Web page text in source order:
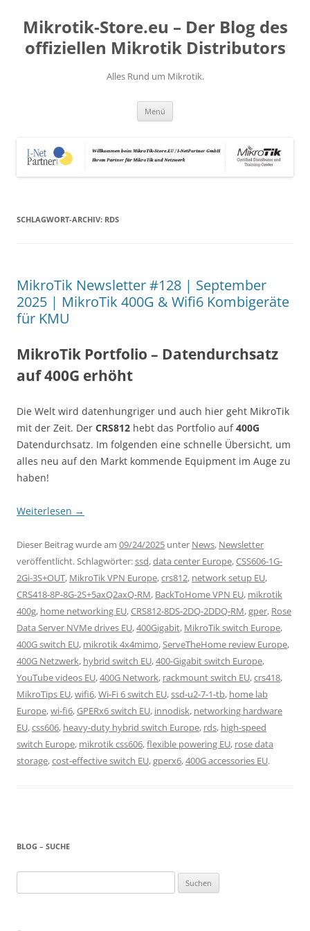
springen
Mikrotik-Store.eu – Der Blog des
offiziellen Mikrotik Distributors
Alles Rund um Mikrotik.
Menü
SCHLAGWORT-ARCHIV: RDS
MikroTik Newsletter #128 | September
2025 | MikroTik 400G & Wifi6 Kombigeräte
für KMU
MikroTik Portfolio – Datendurchsatz
auf 400G erhöht
Die Welt wird datenhungriger und auch hier geht MikroTik
mit der Zeit. Der CRS812 hebt das Portfolio auf400G
Datendurchsatz. Im folgenden eine schnelle Übersicht, um
alles neu auf den Markt kommende Equipment im Auge zu
haben!
Weiterlesen →
Dieser Beitrag wurde am 09/24/2025 unter News, Newsletter
veröffentlicht. Schlagwörter:ssd,data center Europe,CSS606-1G-
2Gi-3S+OUT, MikroTik VPN Europe,crs812, network setup EU,
CRS418-8P-8G-2S+5axQ2axQ-RM, BackToHome VPN EU, mikrotik
400g, home networking EU,CRS812-8DS-2DQ-2DDQ-RM,gper, Rose
Data Server NVMe drives EU,400Gigabit, MikroTik switch Europe,
400G switch EU, mikrotik 4x4mimo,ServeTheHome review Europe,
400G Netzwerk, hybrid switch EU,400-Gigabit switch Europe,
YouTube videos EU,400G Network, rackmount switch EU,crs418,
MikroTips EU,wifi6,Wi-Fi 6 switch EU,ssd-u2-7-1-tb, home lab
Europe,wi-fi6,GPERx6 switch EU, innodisk, networking hardware
EU,css606, heavy-duty hybrid switch Europe, rds, high-speed
switch Europe, mikrotik css606,flexible powering EU, rose data
storage,cost-effective switch EU,gperx6,400G accessories EU.
BLOG – SUCHE
nach: